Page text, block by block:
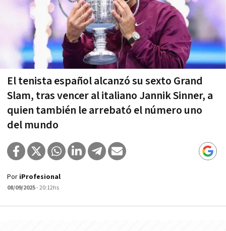
El tenista español alcanzó su sexto Grand
Slam, tras vencer al italiano Jannik Sinner, a
quien también le arrebató el número uno
del mundo
Por iProfesional
08/09/2025- 20:12hs